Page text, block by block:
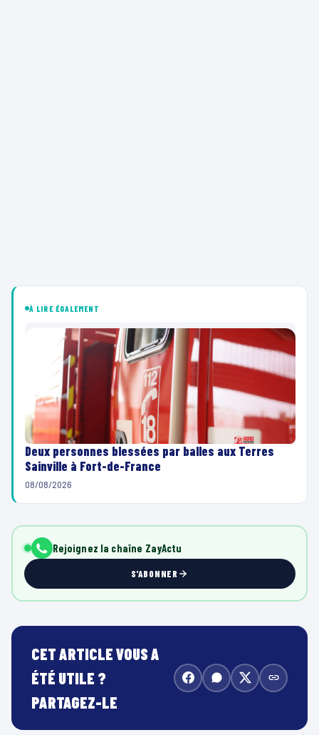
À LIRE ÉGALEMENT
Deux personnes blessées par balles aux Terres
Sainville à Fort-de-France
08/08/2026
Rejoignez la chaîne ZayActu
S'ABONNER
CET ARTICLE VOUS A
ÉTÉ UTILE ?
PARTAGEZ-LE